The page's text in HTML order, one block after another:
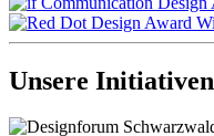
Unsere Initiativen